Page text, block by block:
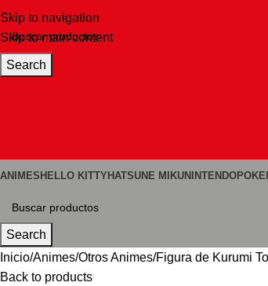
Skip to navigation
Skip to main content
Search
ANIMES HELLO KITTY HATSUNE MIKUNINTENDO
Search
Inicio Animes Otros Animes Figura de Kurumi
Back to products